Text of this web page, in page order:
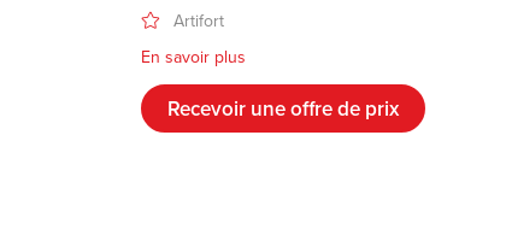
Artifort
En savoir plus
Recevoir une offre de prix